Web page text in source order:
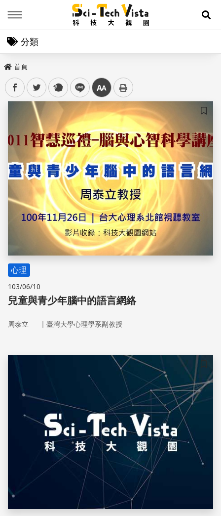
展
分類
首頁
facebooktwitter plurk line 中
儲存
心理
103/06/10
兒童與青少年腦中的語言網絡
周泰立 ｜ 臺灣大學心理學系副教授
儲存